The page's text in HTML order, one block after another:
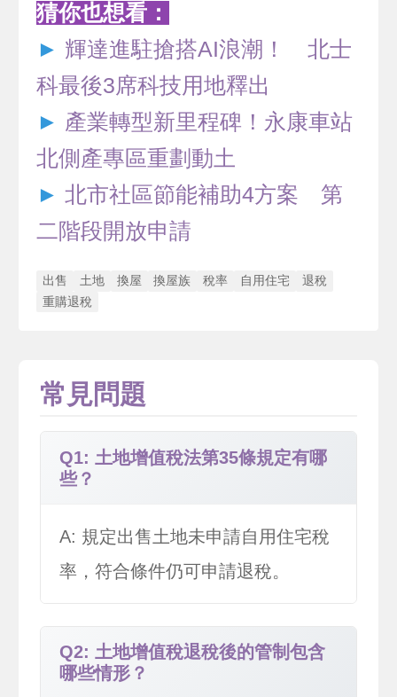
猜你也想看：
► 輝達進駐搶搭AI浪潮！ 北士
科最後3席科技用地釋出
► 產業轉型新里程碑！永康車站
北側產專區重劃動土
►北市社區節能補助4方案 第
二階段開放申請
出售 土地 換屋 換屋族 稅率 自用住宅
退稅
重購退稅
常見問題
Q1: 土地增值稅法第35條規定有哪
些？
A: 規定出售土地未申請自用住宅稅
率，符合條件仍可申請退稅。
Q2: 土地增值稅退稅後的管制包含
哪些情形？